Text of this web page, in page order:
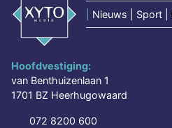
Nieuws | Sport |
Hoofdvestiging:
van Benthuizenlaan 1
1701 BZ Heerhugowaard
072 8200 600